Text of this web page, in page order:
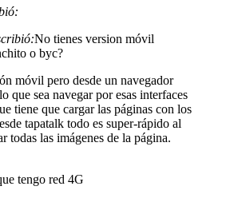
No tienes version móvil
o byc?
móvil pero desde un navegador
que sea navegar por esas interfaces
tiene que cargar las páginas con los
tapatalk todo es super-rápido al
todas las imágenes de la página.
tengo red 4G